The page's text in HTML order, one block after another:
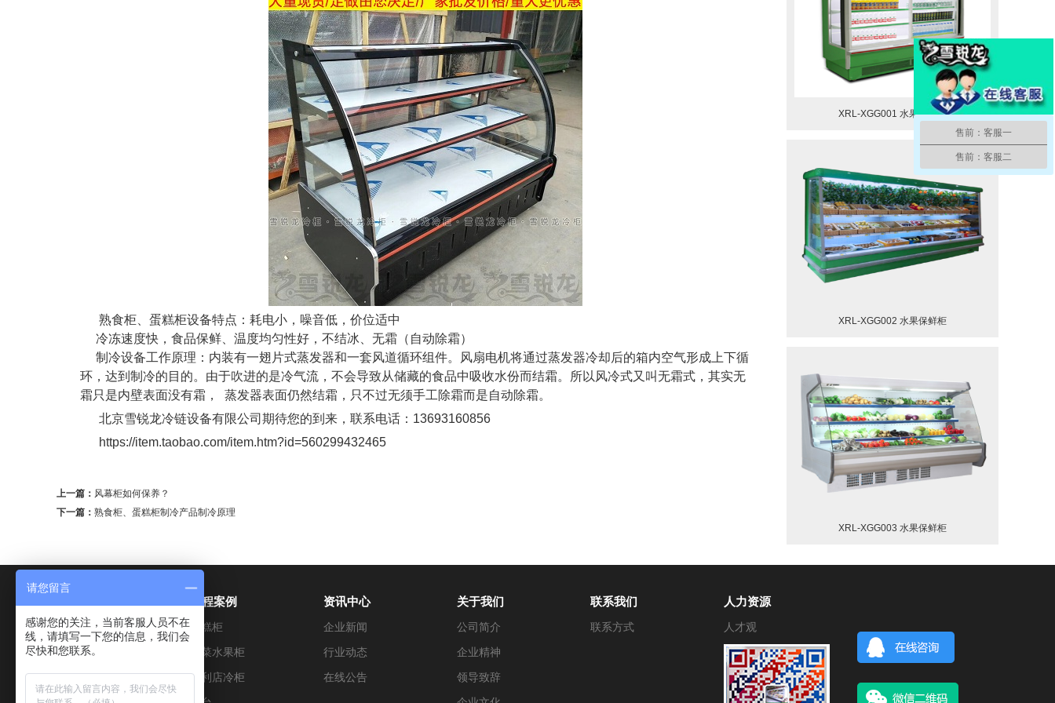
熟食柜 蛋糕柜设备特点：耗电小，噪音低，价位适中
冷冻速度快，食品保鲜、温度均匀性好，不结冰、无霜（自动除霜）
制冷设备工作原理：内装有一翅片式蒸发器和一套风道循环组件。风扇电机将通过蒸发器冷却后的箱内空气形成上下循
环，达到制冷的目的。由于吹进的是冷气流，不会导致从储藏的食品中吸收水份而结霜。所以风冷式又叫无霜式，其实无
霜只是内壁表面没有霜， 蒸发器表面仍然结霜，只不过无须手工除霜而是自动除霜。
北京雪锐龙冷链设备有限公司期待您的到来，联系电话：13693160856
https://item.taobao.com/item.htm?id=560299432465
上一篇： 风幕柜如何保养？
下一篇： 熟食柜、蛋糕柜制冷产品制冷原理
XRL-XGG001 水果保鲜柜
XRL-XGG002 水果保鲜柜
XRL-XGG003 水果保鲜柜
超市冷藏设备
烘焙设备
便利店设备
工程案例
蛋糕柜
蔬菜水果柜
便利店冷柜
资讯中心
企业新闻
行业动态
在线公告
关于我们
公司简介
企业精神
领导致辞
联系我们
联系方式
人力资源
人才观
售前：客服一
售前：客服二
请您留言
感谢您的关注，当前客服人员不在
线，请填写一下您的信息，我们会
尽快和您联系。